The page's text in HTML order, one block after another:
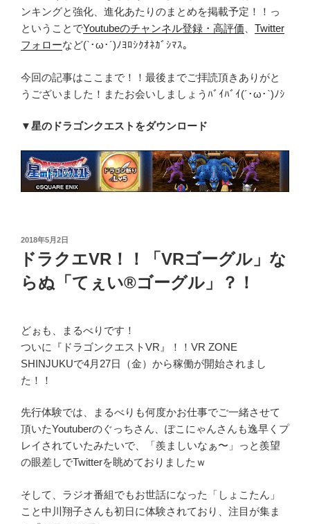
ンキングと強化、進化あたりのまとめを掲載予定！！っ
ということでYoutubeのチャンネル登録・高評価
Twitter
フォローなど(`･ω･´)ﾉﾖﾛｼｸｵﾈｶﾞｼﾏｽ。
今回の記事はここまで！！最後までご拝読頂きありがと
うございました！またお会いしましょうﾊﾞｲﾊﾞｲ(´･ω･`)ﾉｼ
▼星のドラゴンクエストをダウンロード
投
稿
2018年5月2日
ドラクエVR！！「VRゴーグル」な
らぬ「てぇい®ゴーグル」？！
どぉも、まるべりです！
ついに『ドラゴンクエストVR』！！VR ZONE
SHINJUKUで4月27日（金）から稼働が開始されまし
た！！
先行体験では、まるべりも何度かお仕事でご一緒させて
頂いたYoutuberのぐっちさん、ぽこにゃんさんも逸早くプ
レイされていたみたいで、「羨ましいなぁ〜」っと羨望
の眼差しでTwitterを眺めておりましたｗ
そして、ラジオ番組でもお世話になった「しょこたん」
こと中川翔子さんも初日に体験されており、注目が集ま